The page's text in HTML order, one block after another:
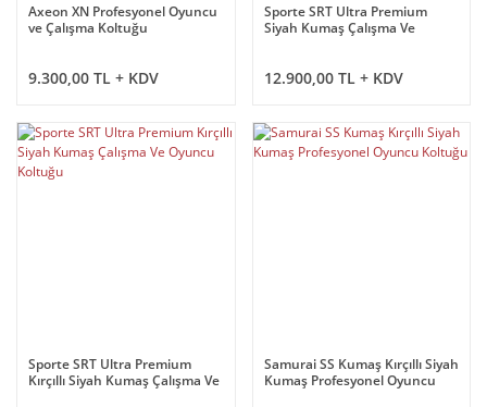
Axeon XN Profesyonel Oyuncu
ve Çalışma Koltuğu
9.300,00 TL + KDV
Sporte SRT Ultra Premium
Siyah Kumaş Çalışma Ve
12.900,00 TL + KDV
Sporte SRT Ultra Premium
Kırçıllı Siyah Kumaş Çalışma Ve
Samurai SS Kumaş Kırçıllı Siyah
Kumaş Profesyonel Oyuncu